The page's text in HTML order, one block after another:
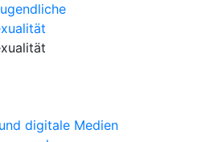
digitale Medien